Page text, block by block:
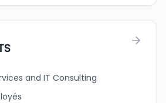
and IT Consulting